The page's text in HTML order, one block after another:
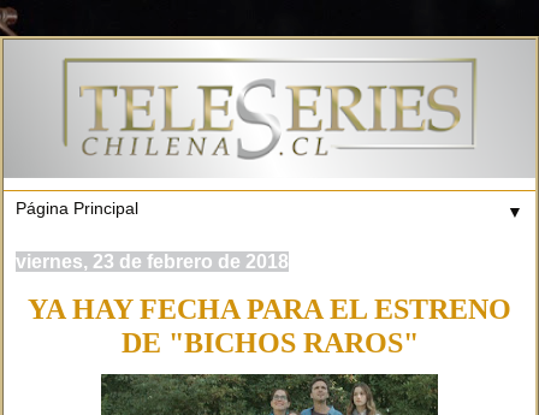
▼
viernes, 23 de febrero de 2018
YA HAY FECHA PARA EL ESTRENO
DE "BICHOS RAROS"